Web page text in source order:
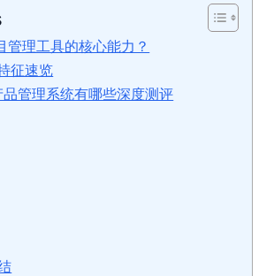
管理工具的核心能力？
征速览
管理系统有哪些深度测评